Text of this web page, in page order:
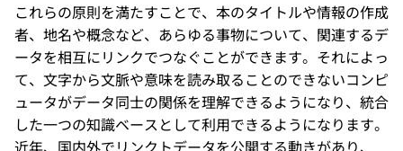
これらの原則を満たすことで、本のタイトルや情報の作成
者、地名や概念など、あらゆる事物について、関連するデ
ータを相互にリンクでつなぐことができます。それによっ
て、文字から文脈や意味を読み取ることのできないコンピ
ュータがデータ同士の関係を理解できるようになり、統合
した一つの知識ベースとして利用できるようになります。